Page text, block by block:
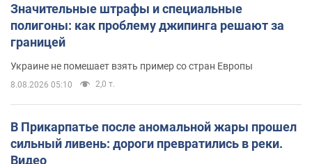
Значительные штрафы и специальные
полигоны: как проблему джипинга решают за
границей
Украине не помешает взять пример со стран Европы
8.08.2026 05:10 2,0 т.
В Прикарпатье после аномальной жары прошел
сильный ливень: дороги превратились в реки.
Видео